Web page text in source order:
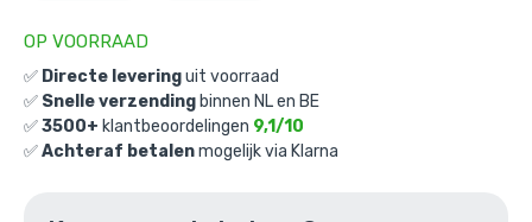
OP VOORRAAD
✅ Directe leveringuit voorraad
✅ Snelle verzending binnen NL en BE
✅3500+ klantbeoordelingen 9,1/10
✅Achteraf betalenmogelijk via Klarna
€ 3,56 incl. BTW / stuk
€ 2,94
Ga naar winkelmandje